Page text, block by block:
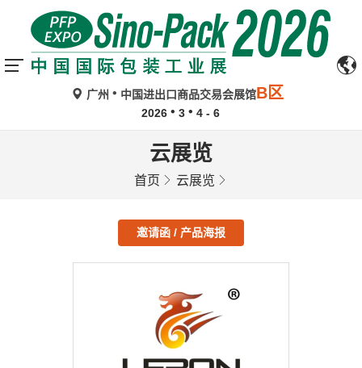
广州 中国进出口商品交易会展馆B区
2026 3 4 - 6
云展览
首页 云展览
邀请函 / 产品海报